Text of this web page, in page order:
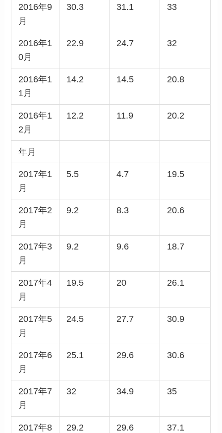
2016年9
月
30.3 31.1 33
2016年1
0月
22.9 24.7 32
2016年1
1月
14.2 14.5 20.8
2016年1
2月
12.2 11.9 20.2
年月
2017年1
月
5.5 4.7 19.5
2017年2
月
9.2 8.3 20.6
2017年3
月
9.2 9.6 18.7
2017年4
月
19.5 20 26.1
2017年5
月
24.5 27.7 30.9
2017年6
月
25.1 29.6 30.6
2017年7
月
32 34.9 35
2017年8
29.2 29.6 37.1